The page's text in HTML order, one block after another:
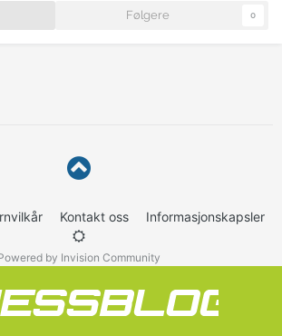
Følgere 0
Kontakt oss Informasjonskapsler
by Invision Community